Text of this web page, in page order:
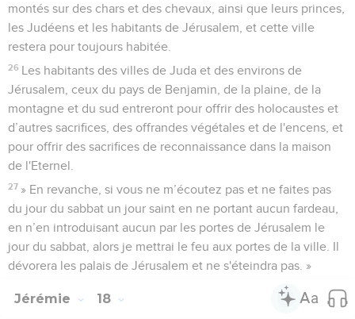
montés sur des chars et des chevaux, ainsi que leurs princes,
les Judéens et les habitants de Jérusalem, et cette ville
restera pour toujours habitée.
26 Les habitants des villes de Juda et des environs de
Jérusalem, ceux du pays de Benjamin, de la plaine, de la
montagne et du sud entreront pour offrir des holocaustes et
d’autres sacrifices, des offrandes végétales et de l'encens, et
pour offrir des sacrifices de reconnaissance dans la maison
de l'Eternel.
27 » En revanche, si vous ne m’écoutez pas et ne faites pas
du jour du sabbat un jour saint en ne portant aucun fardeau,
en n’en introduisant aucun par les portes de Jérusalem le
jour du sabbat, alors je mettrai le feu aux portes de la ville. Il
dévorera les palais de Jérusalem et ne s'éteindra pas. »
Jérémie 18